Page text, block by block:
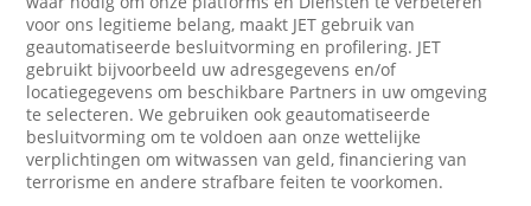
voor ons legitieme belang, maakt JET gebruik van
geautomatiseerde besluitvorming en profilering. JET
gebruikt bijvoorbeeld uw adresgegevens en/of
locatiegegevens om beschikbare Partners in uw omgeving
te selecteren. We gebruiken ook geautomatiseerde
besluitvorming om te voldoen aan onze wettelijke
verplichtingen om witwassen van geld, financiering van
terrorisme en andere strafbare feiten te voorkomen.